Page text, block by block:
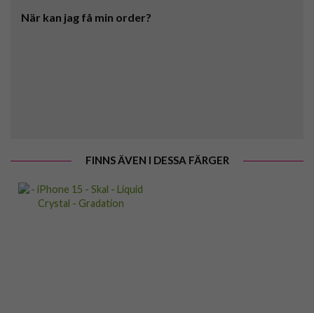
När kan jag få min order?
FINNS ÄVEN I DESSA FÄRGER